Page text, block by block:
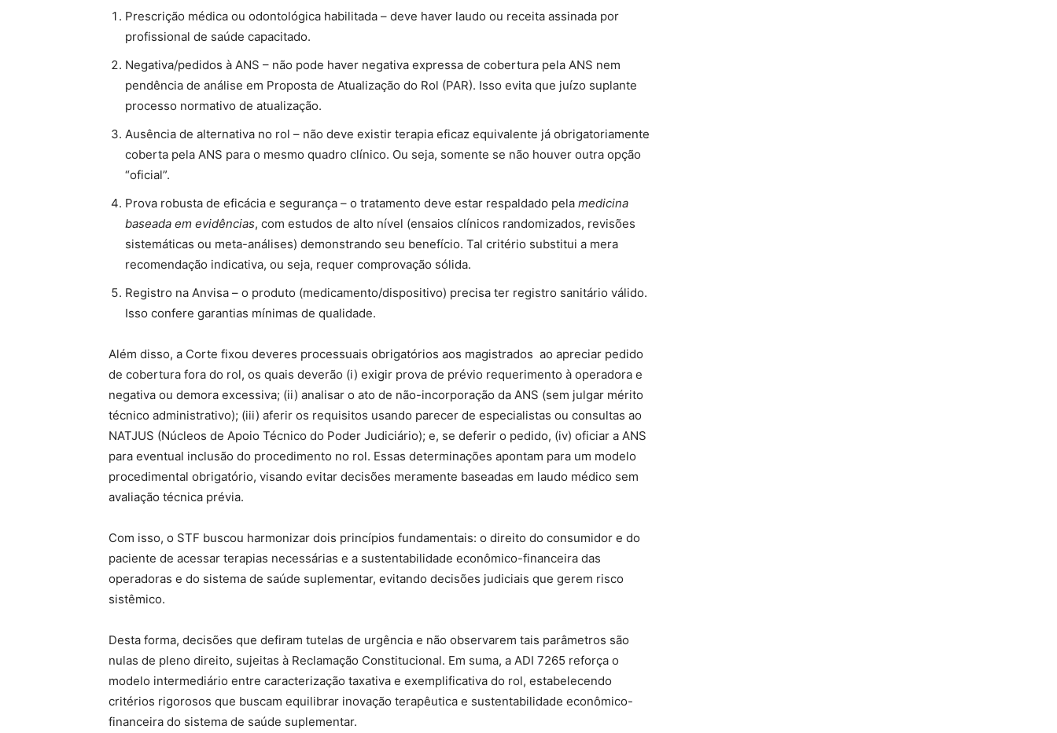
Prescrição médica ou odontológica habilitada – deve haver laudo ou receita assinada por
profissional de saúde capacitado.
Negativa/pedidos à ANS – não pode haver negativa expressa de cobertura pela ANS nem
pendência de análise em Proposta de Atualização do Rol (PAR). Isso evita que juízo suplante
processo normativo de atualização.
Ausência de alternativa no rol – não deve existir terapia eficaz equivalente já obrigatoriamente
coberta pela ANS para o mesmo quadro clínico. Ou seja, somente se não houver outra opção
“oficial”.
Prova robusta de eficácia e segurança – o tratamento deve estar respaldado pela medicina
baseada em evidências, com estudos de alto nível (ensaios clínicos randomizados, revisões
sistemáticas ou meta-análises) demonstrando seu benefício. Tal critério substitui a mera
recomendação indicativa, ou seja, requer comprovação sólida.
Registro na Anvisa – o produto (medicamento/dispositivo) precisa ter registro sanitário válido.
Isso confere garantias mínimas de qualidade.
Além disso, a Corte fixou deveres processuais obrigatórios aos magistrados ao apreciar pedido
de cobertura fora do rol, os quais deverão (i) exigir prova de prévio requerimento à operadora e
negativa ou demora excessiva; (ii) analisar o ato de não-incorporação da ANS (sem julgar mérito
técnico administrativo); (iii) aferir os requisitos usando parecer de especialistas ou consultas ao
NATJUS (Núcleos de Apoio Técnico do Poder Judiciário); e, se deferir o pedido, (iv) oficiar a ANS
para eventual inclusão do procedimento no rol. Essas determinações apontam para um modelo
procedimental obrigatório, visando evitar decisões meramente baseadas em laudo médico sem
avaliação técnica prévia.
Com isso, o STF buscou harmonizar dois princípios fundamentais: o direito do consumidor e do
paciente de acessar terapias necessárias e a sustentabilidade econômico-financeira das
operadoras e do sistema de saúde suplementar, evitando decisões judiciais que gerem risco
sistêmico.
Desta forma, decisões que defiram tutelas de urgência e não observarem tais parâmetros são
nulas de pleno direito, sujeitas à Reclamação Constitucional. Em suma, a ADI 7265 reforça o
modelo intermediário entre caracterização taxativa e exemplificativa do rol, estabelecendo
critérios rigorosos que buscam equilibrar inovação terapêutica e sustentabilidade econômico-
financeira do sistema de saúde suplementar.